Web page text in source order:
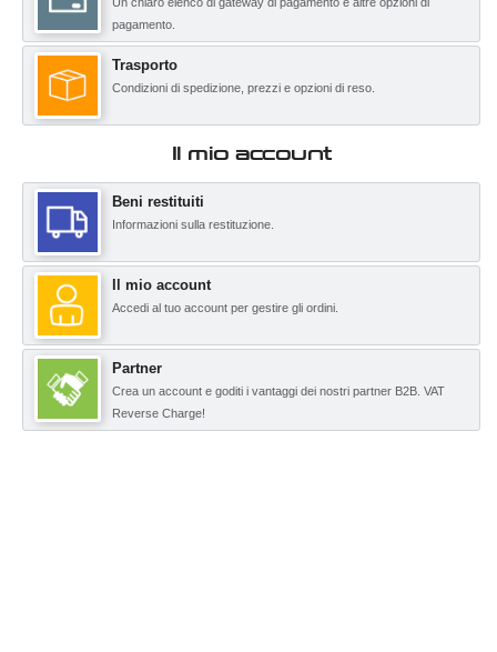
pagamento.
Trasporto
Condizioni di spedizione, prezzi e opzioni di reso.
Il mio account
Beni restituiti
Informazioni sulla restituzione.
Il mio account
Accedi al tuo account per gestire gli ordini.
Partner
Crea un account e goditi i vantaggi dei nostri partner B2B. VAT
Reverse Charge!